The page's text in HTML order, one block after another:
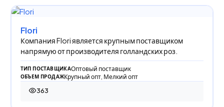
Flori
Компания Flori является крупным поставщиком
напрямую от производителя голландских роз.
ТИП ПОСТАВЩИКАОптовый поставщик
ОБЪЕМ ПРОДАЖКрупный опт, Мелкий опт
363
363 просмотра